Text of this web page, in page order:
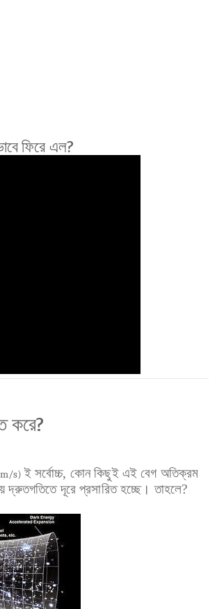
ফিরে এল?
করে?
m/s) ই সর্বোচ্চ, কোন কিছুই এই বেগ অতিক্রম
দ্রুতগতিতে দূরে প্রসারিত হচ্ছে। তাহলে?